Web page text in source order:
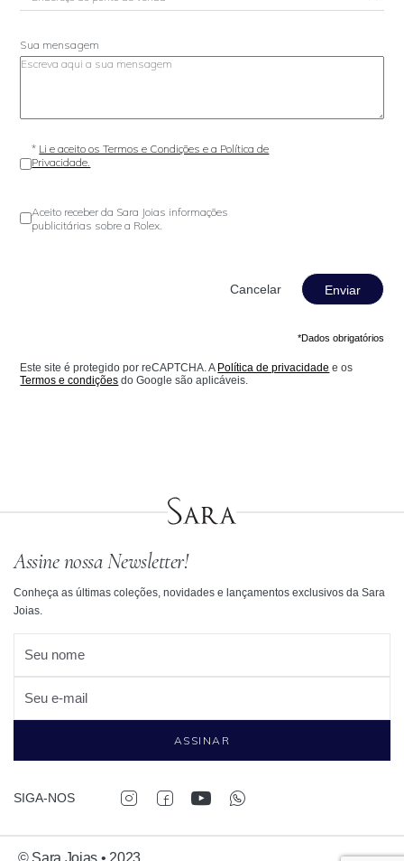
Sua mensagem
* Li e aceito os Termos e Condições e a Política de
Privacidade.
Aceito receber da Sara Joias informações
publicitárias sobre a Rolex.
Enviar
*Dados obrigatórios
Este site é protegido por reCAPTCHA. A Política de privacidade e os
Termos e condições do Google são aplicáveis.
Assine nossa Newsletter!
Conheça as últimas coleções, novidades e lançamentos exclusivos da Sara
Joias.
Seu nome
Seu e-mail
ASSINAR
SIGA-NOS
© Sara Joias • 2023